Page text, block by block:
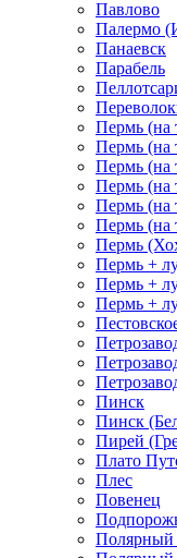
Павлово
Палермо
Панаевск
Парабель
Пермь (на
Пермь (на
Пермь
Пермь (на
Пермь (на
Пермь
Пермь
Пермь +
Пермь +
Пермь +
Пинск
Пинск
Пирей
Плато
Плес
Повенец
Полярный